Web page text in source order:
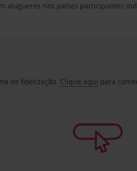
alugueres nos países participantes
de fidelização. Clique aqui para